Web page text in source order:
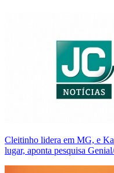
Cleitinho lidera em MG, e
lugar, aponta pesquisa